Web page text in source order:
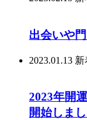
出会いや
2023.01.13 新
2023年開
開始しま